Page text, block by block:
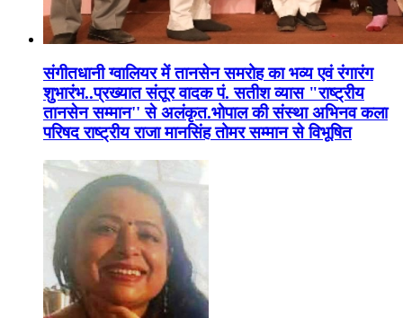
संगीतधानी ग्वालियर में तानसेन समरोह का भव्य एवं रंगारंग
शुभारंभ..प्रख्यात संतूर वादक पं. सतीश व्यास "राष्ट्रीय
तानसेन सम्मान'' से अलंकृत.भोपाल की संस्था अभिनव कला
परिषद राष्ट्रीय राजा मानसिंह तोमर सम्मान से विभूषित